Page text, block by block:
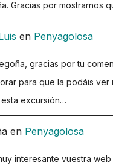
Gracias por mostrarnos
en Penyagolosa
gracias por tu
para que la podáis ver
esta excursión…
en Penyagolosa
interesante vuestra